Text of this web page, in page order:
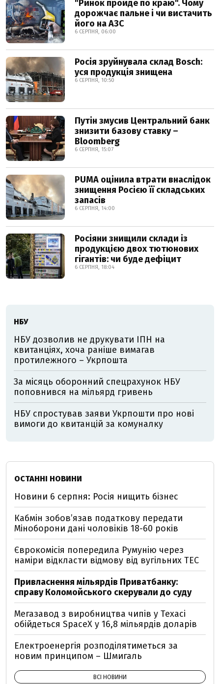
"Ринок пройде по краю". Чому
дорожчає пальне і чи вистачить
його на АЗС
6 СЕРПНЯ, 06:00
Росія зруйнувала склад Bosch:
уся продукція знищена
6 СЕРПНЯ, 10:50
Путін змусив Центральний банк
знизити базову ставку –
Bloomberg
6 СЕРПНЯ, 15:07
PUMA оцінила втрати внаслідок
знищення Росією її складських
запасів
6 СЕРПНЯ, 14:00
Росіяни знищили склади із
продукцією двох тютюнових
гігантів: чи буде дефіцит
6 СЕРПНЯ, 18:04
НБУ
НБУ дозволив не друкувати ІПН на
квитанціях, хоча раніше вимагав
протилежного – Укрпошта
За місяць оборонний спецрахунок НБУ
поповнився на мільярд гривень
НБУ спростував заяви Укрпошти про нові
вимоги до квитанцій за комуналку
ОСТАННІ НОВИНИ
Новини 6 серпня: Росія нищить бізнес
Кабмін зобовʼязав податкову передати
Міноборони дані чоловіків 18-60 років
Єврокомісія попередила Румунію через
наміри відкласти відмову від вугільних ТЕС
Привласнення мільярдів Приватбанку:
справу Коломойського скерували до суду
Мегазавод з виробництва чипів у Техасі
обійдеться SpaceX у 16,8 мільярдів доларів
Електроенергія розподілятиметься за
новим принципом – Шмигаль
ВСІ НОВИНИ